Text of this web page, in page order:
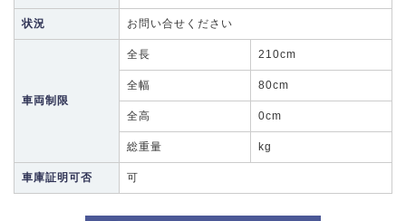
状況 お問い合せください
車両制限
全長 210cm
全幅 80cm
全高 0cm
総重量 kg
車庫証明可否 可